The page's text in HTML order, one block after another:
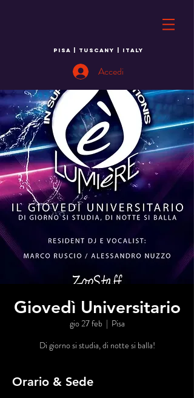
PISA | TUSCANY | ITALY
Accedi
Giovedì Universitario
gio 27 feb
  |
Pisa
Di giorno si studia, di notte si balla!
Orario & Sede